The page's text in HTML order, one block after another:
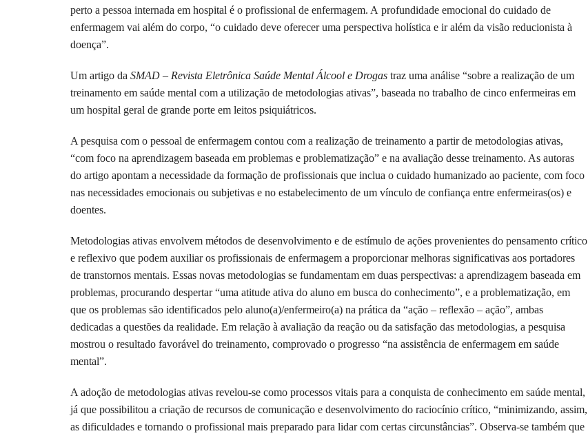
perto a pessoa internada em hospital é o profissional de enfermagem. A profundidade emocional do cuidado de
enfermagem vai além do corpo, “o cuidado deve oferecer uma perspectiva holística e ir além da visão reducionista à
doença”.
Um artigo da SMAD – Revista Eletrônica Saúde Mental Álcool e Drogas traz uma análise “sobre a realização de um
treinamento em saúde mental com a utilização de metodologias ativas”, baseada no trabalho de cinco enfermeiras em
um hospital geral de grande porte em leitos psiquiátricos.
A pesquisa com o pessoal de enfermagem contou com a realização de treinamento a partir de metodologias ativas,
“com foco na aprendizagem baseada em problemas e problematização” e na avaliação desse treinamento. As autoras
do artigo apontam a necessidade da formação de profissionais que inclua o cuidado humanizado ao paciente, com foco
nas necessidades emocionais ou subjetivas e no estabelecimento de um vínculo de confiança entre enfermeiras(os) e
doentes.
Metodologias ativas envolvem métodos de desenvolvimento e de estímulo de ações provenientes do pensamento crítico
e reflexivo que podem auxiliar os profissionais de enfermagem a proporcionar melhoras significativas aos portadores
de transtornos mentais. Essas novas metodologias se fundamentam em duas perspectivas: a aprendizagem baseada em
problemas, procurando despertar “uma atitude ativa do aluno em busca do conhecimento”, e a problematização, em
que os problemas são identificados pelo aluno(a)/enfermeiro(a) na prática da “ação – reflexão – ação”, ambas
dedicadas a questões da realidade. Em relação à avaliação da reação ou da satisfação das metodologias, a pesquisa
mostrou o resultado favorável do treinamento, comprovado o progresso “na assistência de enfermagem em saúde
mental”.
A adoção de metodologias ativas revelou-se como processos vitais para a conquista de conhecimento em saúde mental,
já que possibilitou a criação de recursos de comunicação e desenvolvimento do raciocínio crítico, “minimizando, assim,
as dificuldades e tornando o profissional mais preparado para lidar com certas circunstâncias”. Observa-se também que